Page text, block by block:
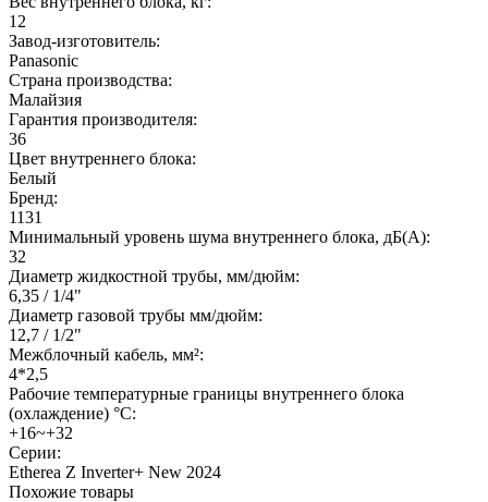
12
Завод-изготовитель:
Panasonic
Страна производства:
Малайзия
Гарантия производителя:
36
Цвет внутреннего блока:
Белый
Бренд:
1131
Минимальный уровень шума внутреннего блока, дБ(А):
32
Диаметр жидкостной трубы, мм/дюйм:
6,35 / 1/4"
Диаметр газовой трубы мм/дюйм:
12,7 / 1/2"
Межблочный кабель, мм²:
4*2,5
Рабочие температурные границы внутреннего блока
(охлаждение) °C:
+16~+32
Серии:
Etherea Z Inverter+ New 2024
Похожие товары